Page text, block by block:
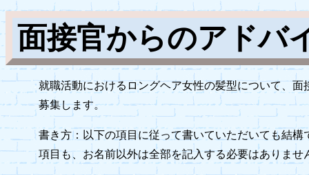
面接官からのアドバ
就職活動におけるロングヘア女性の髪型について、
募集します。
書き方：以下の項目に従って書いていただいても結
項目も、お名前以外は全部を記入する必要はありませ